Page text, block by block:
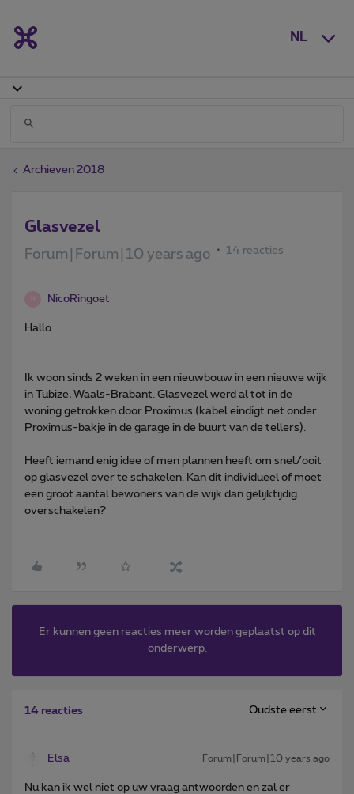
NL
Archieven 2018
Glasvezel
Forum|Forum|10 years ago 14 reacties
NicoRingoet
Hallo
Ik woon sinds 2 weken in een nieuwbouw in een nieuwe wijk
in Tubize, Waals-Brabant. Glasvezel werd al tot in de
woning getrokken door Proximus (kabel eindigt net onder
Proximus-bakje in de garage in de buurt van de tellers).
Heeft iemand enig idee of men plannen heeft om snel/ooit
op glasvezel over te schakelen. Kan dit individueel of moet
een groot aantal bewoners van de wijk dan gelijktijdig
overschakelen?
Er kunnen geen reacties meer worden geplaatst op dit
onderwerp.
14 reacties Oudste eerst
Elsa Forum|Forum|10 years ago
Nu kan ik wel niet op uw vraag antwoorden en zal er